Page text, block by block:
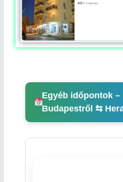
Egyéb időpontok –
Budapestről ⇆